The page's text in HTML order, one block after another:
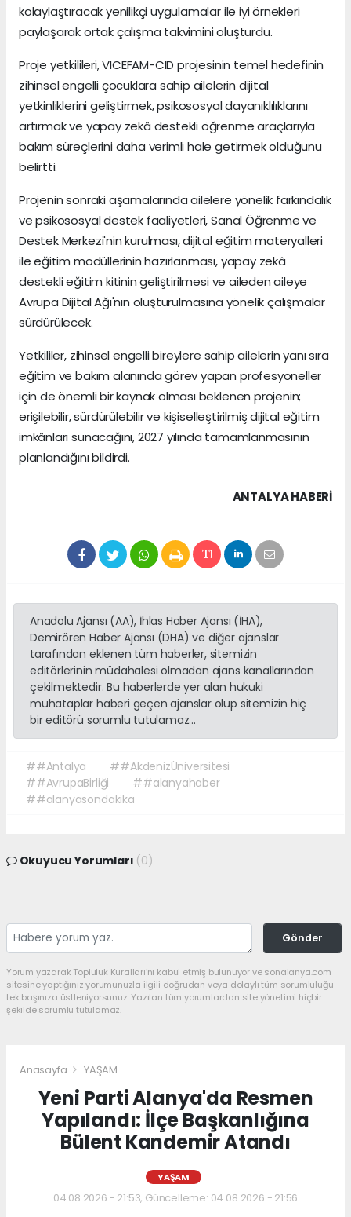
kolaylaştıracak yenilikçi uygulamalar ile iyi örnekleri
paylaşarak ortak çalışma takvimini oluşturdu.
Proje yetkilileri, VICEFAM-CID projesinin temel hedefinin
zihinsel engelli çocuklara sahip ailelerin dijital
yetkinliklerini geliştirmek, psikososyal dayanıklılıklarını
artırmak ve yapay zekâ destekli öğrenme araçlarıyla
bakım süreçlerini daha verimli hale getirmek olduğunu
belirtti.
Projenin sonraki aşamalarında ailelere yönelik farkındalık
ve psikososyal destek faaliyetleri, Sanal Öğrenme ve
Destek Merkezi'nin kurulması, dijital eğitim materyalleri
ile eğitim modüllerinin hazırlanması, yapay zekâ
destekli eğitim kitinin geliştirilmesi ve aileden aileye
Avrupa Dijital Ağı'nın oluşturulmasına yönelik çalışmalar
sürdürülecek.
Yetkililer, zihinsel engelli bireylere sahip ailelerin yanı sıra
eğitim ve bakım alanında görev yapan profesyoneller
için de önemli bir kaynak olması beklenen projenin;
erişilebilir, sürdürülebilir ve kişiselleştirilmiş dijital eğitim
imkânları sunacağını, 2027 yılında tamamlanmasının
planlandığını bildirdi.
ANTALYA HABERİ
Anadolu Ajansı (AA), İhlas Haber Ajansı (İHA),
Demirören Haber Ajansı (DHA) ve diğer ajanslar
tarafından eklenen tüm haberler, sitemizin
editörlerinin müdahalesi olmadan ajans kanallarından
çekilmektedir. Bu haberlerde yer alan hukuki
muhataplar haberi geçen ajanslar olup sitemizin hiç
bir editörü sorumlu tutulamaz...
##Antalya
##AkdenizÜniversitesi
##AvrupaBirliği
##alanyahaber
##alanyasondakika
Okuyucu Yorumları (0)
Gönder
Yorum yazarak Topluluk Kuralları’nı kabul etmiş bulunuyor ve sonalanya.com
sitesine yaptığınız yorumunuzla ilgili doğrudan veya dolaylı tüm sorumluluğu
tek başınıza üstleniyorsunuz. Yazılan tüm yorumlardan site yönetimi hiçbir
şekilde sorumlu tutulamaz.
Anasayfa YAŞAM
Yeni Parti Alanya'da Resmen
Yapılandı: İlçe Başkanlığına
Bülent Kandemir Atandı
YAŞAM
04.08.2026 - 21:53, Güncelleme: 04.08.2026 - 21:56